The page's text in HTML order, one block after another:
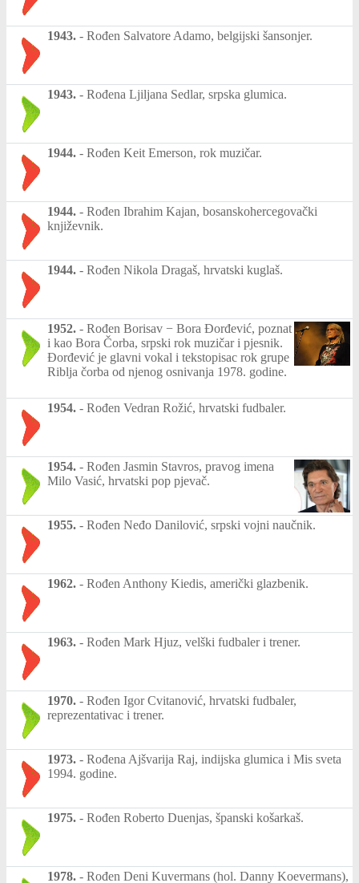
1943. - Rođen Salvatore Adamo, belgijski šansonjer.
1943. - Rođena Ljiljana Sedlar, srpska glumica.
1944. - Rođen Keit Emerson, rok muzičar.
1944. - Rođen Ibrahim Kajan, bosanskohercegovački
književnik.
1944. - Rođen Nikola Dragaš, hrvatski kuglaš.
1952. - Rođen Borisav − Bora Đorđević, poznat
i kao Bora Čorba, srpski rok muzičar i pjesnik.
Đorđević je glavni vokal i tekstopisac rok grupe
Riblja čorba od njenog osnivanja 1978. godine.
1954. - Rođen Vedran Rožić, hrvatski fudbaler.
1954. - Rođen Jasmin Stavros, pravog imena
Milo Vasić, hrvatski pop pjevač.
1955. - Rođen Neđo Danilović, srpski vojni naučnik.
1962. - Rođen Anthony Kiedis, američki glazbenik.
1963. - Rođen Mark Hjuz, velški fudbaler i trener.
1970. - Rođen Igor Cvitanović, hrvatski fudbaler,
reprezentativac i trener.
1973. - Rođena Ajšvarija Raj, indijska glumica i Mis sveta
1994. godine.
1975. - Rođen Roberto Duenjas, španski košarkaš.
1978. - Rođen Deni Kuvermans (hol. Danny Koevermans),